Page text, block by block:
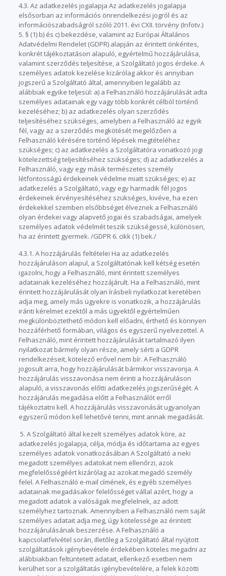
4.3. Az adatkezelés jogalapja Az adatkezelés jogalapja
elsősorban az információs önrendelkezési jogról és az
információszabadságról szóló 2011. évi CXII. törvény (Infotv.)
5. § (1) b) és c) bekezdése, valamint az Európai Általános
Adatvédelmi Rendelet (GDPR) alapján az érintett önkéntes,
konkrét tájékoztatáson alapuló, egyértelmű hozzájárulása,
valamint szerződés teljesítése, a Szolgáltató jogos érdeke. A
személyes adatok kezelése kizárólag akkor és annyiban
jogszerű a Szolgáltató által, amennyiben legalább az
alábbiak egyike teljesül: a) a Felhasználó hozzájárulását adta
személyes adatainak egy vagy több konkrét célból történő
kezeléséhez; b) az adatkezelés olyan szerződés
teljesítéséhez szükséges, amelyben a Felhasználó az egyik
fél, vagy az a szerződés megkötését megelőzően a
Felhasználó kérésére történő lépések megtételéhez
szükséges; c) az adatkezelés a Szolgáltatóra vonatkozó jogi
kötelezettség teljesítéséhez szükséges; d) az adatkezelés a
Felhasználó, vagy egy másik természetes személy
létfontosságú érdekeinek védelme miatt szükséges; e) az
adatkezelés a Szolgáltató, vagy egy harmadik fél jogos
érdekeinek érvényesítéséhez szükséges, kivéve, ha ezen
érdekekkel szemben elsőbbséget élveznek a Felhasználó
olyan érdekei vagy alapvető jogai és szabadságai, amelyek
személyes adatok védelmét teszik szükségessé, különösen,
ha az érintett gyermek. /GDPR 6. cikk (1) bek./
4.3.1. A hozzájárulás feltételei Ha az adatkezelés
hozzájáruláson alapul, a Szolgáltatónak kell kétség esetén
igazolni, hogy a Felhasználó, mint érintett személyes
adatainak kezeléséhez hozzájárult. Ha a Felhasználó, mint
érintett hozzájárulását olyan írásbeli nyilatkozat keretében
adja meg, amely más ügyekre is vonatkozik, a hozzájárulás
iránti kérelmet ezektől a más ügyektől egyértelműen
megkülönböztethető módon kell előadni, érthető és könnyen
hozzáférhető formában, világos és egyszerű nyelvezettel. A
Felhasználó, mint érintett hozzájárulását tartalmazó ilyen
nyilatkozat bármely olyan része, amely sérti a GDPR
rendelkezéseit, kötelező erővel nem bír. A Felhasználó
jogosult arra, hogy hozzájárulását bármikor visszavonja. A
hozzájárulás visszavonása nem érinti a hozzájáruláson
alapuló, a visszavonás előtti adatkezelés jogszerűségét. A
hozzájárulás megadása előtt a Felhasználót erről
tájékoztatni kell. A hozzájárulás visszavonását ugyanolyan
egyszerű módon kell lehetővé tenni, mint annak megadását.
5. A Szolgáltató által kezelt személyes adatok köre, az
adatkezelés jogalapja, célja, módja és időtartama az egyes
személyes adatok vonatkozásában A Szolgáltató a neki
megadott személyes adatokat nem ellenőrzi, azok
megfelelősségéért kizárólag az azokat megadó személy
felel. A Felhasználó e-mail címének, és egyéb személyes
adatainak megadásakor felelősséget vállal azért, hogy a
megadott adatok a valóságak megfelelnek, az adott
személyhez tartoznak. Amennyiben a Felhasználó nem saját
személyes adatait adja meg, úgy kötelessége az érintett
hozzájárulásának beszerzése. A Felhasználó a
kapcsolatfelvétel során, illetőleg a Szolgáltató által nyújtott
szolgáltatások igénybevétele érdekében köteles megadni az
alábbiakban feltüntetett adatait, ellenkező esetben nem
kerülhet sor a szolgáltatás igénybevételére, a felek közötti